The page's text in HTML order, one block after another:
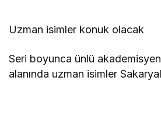
Uzman isimler konuk olacak
Seri boyunca ünlü
alanında uzman isimler